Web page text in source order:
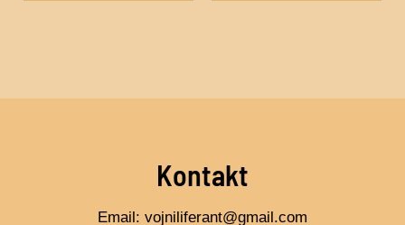
Kontakt
Email: vojniliferant@gmail.com